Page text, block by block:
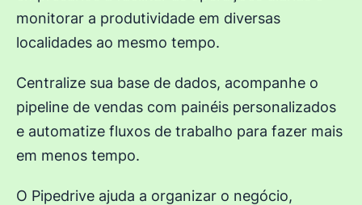
monitorar a produtividade em diversas
localidades ao mesmo tempo.
Centralize sua base de dados, acompanhe o
pipeline de vendas com painéis personalizados
e automatize fluxos de trabalho para fazer mais
em menos tempo.
O Pipedrive ajuda a organizar o negócio,